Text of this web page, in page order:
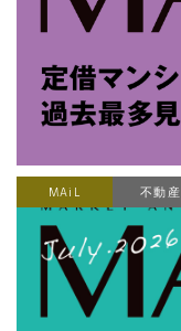
MAiL 不動産